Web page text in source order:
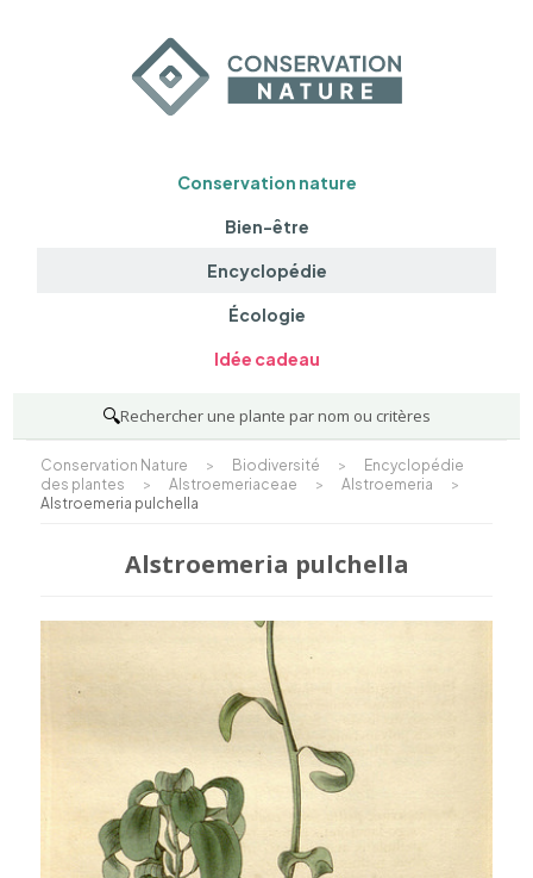
Conservation nature
Bien-être
Encyclopédie
Écologie
Idée cadeau
🔍Rechercher une plante par nom ou critères
Conservation Nature > Biodiversité >
Encyclopédie
des plantes
> Alstroemeriaceae > Alstroemeria
>
Alstroemeria pulchella
Alstroemeria pulchella